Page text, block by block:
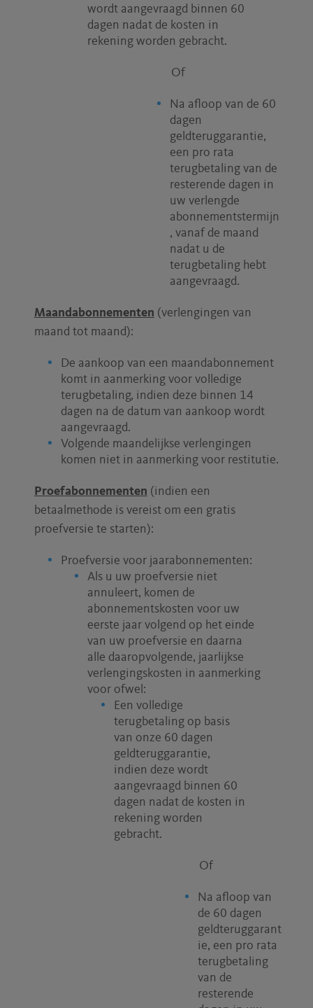
wordt aangevraagd binnen 60
dagen nadat de kosten in
rekening worden gebracht.
Of
Na afloop van de 60
dagen
geldteruggarantie,
een pro rata
terugbetaling van de
resterende dagen in
uw verlengde
abonnementstermijn
, vanaf de maand
nadat u de
terugbetaling hebt
aangevraagd.
Maandabonnementen (verlengingen van
maand tot maand):
De aankoop van een maandabonnement
komt in aanmerking voor volledige
terugbetaling, indien deze binnen 14
dagen na de datum van aankoop wordt
aangevraagd.
Volgende maandelijkse verlengingen
komen niet in aanmerking voor restitutie.
Proefabonnementen (indien een
betaalmethode is vereist om een gratis
proefversie te starten):
Proefversie voor jaarabonnementen:
Als u uw proefversie niet
annuleert, komen de
abonnementskosten voor uw
eerste jaar volgend op het einde
van uw proefversie en daarna
alle daaropvolgende, jaarlijkse
verlengingskosten in aanmerking
voor ofwel:
Een volledige
terugbetaling op basis
van onze 60 dagen
geldteruggarantie,
indien deze wordt
aangevraagd binnen 60
dagen nadat de kosten in
rekening worden
gebracht.
Of
Na afloop van
de 60 dagen
geldteruggarant
ie, een pro rata
terugbetaling
van de
resterende